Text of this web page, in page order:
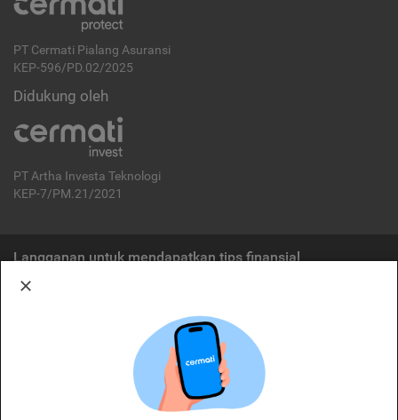
PT Cermati Pialang Asuransi
KEP-596/PD.02/2025
Didukung oleh
PT Artha Investa Teknologi
KEP-7/PM.21/2021
Langganan untuk mendapatkan tips finansial
Cermati merupakan penyelenggara agregasi jasa keuangan yang terdaftar di
OJK. Oleh karena itu, produk dan/atau layanan jasa keuangan yang
ditawarkan bukan merupakan produk dan/atau layanan jasa keuangan yang
diterbitkan oleh Cermati dan Cermati tidak bertanggung jawab atas tuntutan